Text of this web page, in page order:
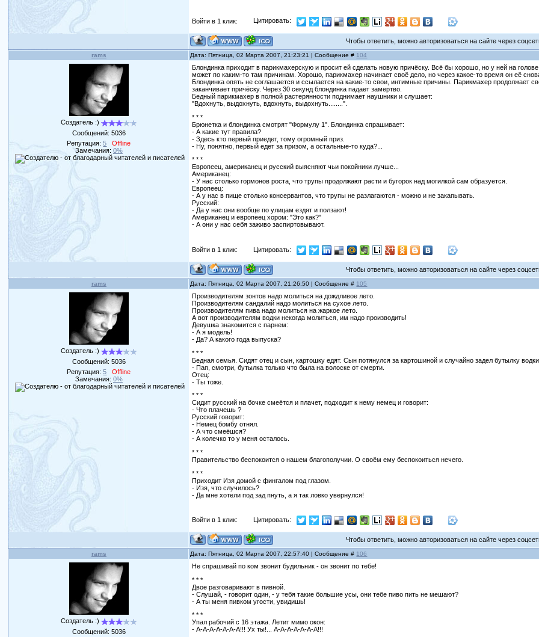
Войти в 1 клик: Цитировать:
Чтобы ответить, можно авторизоваться на сайте через
rams Дата: Пятница, 02 Марта 2007, 21:23:21 | Сообщение # 104
Создатель :)
Сообщений: 5036
Репутация:5
Offline
Замечания: 0%
Блондинка приходит в парикмахерскую и просит ей сделать новую причёску. Всё бы хорошо, но у ней на
может по каким-то там причинам. Хорошо, парикмахер начинает своё дело, но через какое-то время он её
Блондинка опять не соглашается и ссылается на какие-то свои, интимные причины. Парикмахер продолжает
заканчивает причёску. Через 30 секунд блондинка падает замертво.
Бедный парикмахер в полной растерянности поднимает наушники и слушает:
"Вдохнуть, выдохнуть, вдохнуть, выдохнуть........".
* * *
Брюнетка и блондинка смотрят "Формулу 1". Блондинка спрашивает:
- А какие тут правила?
- Здесь кто первый приедет, тому огромный приз.
- Ну, понятно, первый едет за призом, а остальные-то куда?...
* * *
Европеец, американец и русский выясняют чьи покойники лучше...
Американец:
- У нас столько гормонов роста, что трупы продолжают расти и бугорок над могилкой сам образуется.
Европеец:
- А у нас в пище столько консервантов, что трупы не разлагаются - можно и не закапывать.
Русский:
- Да у нас они вообще по улицам ездят и ползают!
Американец и европеец хором: "Это как?"
- А они у нас себя заживо заспиртовывают.
Войти в 1 клик: Цитировать:
Чтобы ответить, можно авторизоваться на сайте через
rams Дата: Пятница, 02 Марта 2007, 21:26:50 | Сообщение # 105
Создатель :)
Сообщений: 5036
Репутация:5
Offline
Замечания: 0%
Производителям зонтов надо молиться на дождливое лето.
Производителям сандалий надо молиться на сухое лето.
Производителям пива надо молиться на жаркое лето.
А вот производителям водки некогда молиться, им надо производить!
Девушка знакомится с парнем:
- А я модель!
- Да? А какого года выпуска?
* * *
Бедная семья. Сидят отец и сын, каpтошкy едят. Сын потянyлся за каpтошиной и слyчайно задел бyтылкy
- Пап, смотpи, бyтылка только что была на волоске от смеpти.
Отец:
- Ты тоже.
* * *
Сидит русский на бочке смеётся и плачет, подходит к нему немец и говорит:
- Что плачешь ?
Русский говорит:
- Немец бомбу отнял.
- А что смеёшся?
- А колечко то у меня осталось.
* * *
Правительство беспокоится о нашем благополучии. О своём ему беспокоиться нечего.
* * *
Приходит Изя домой с фингалом под глазом.
- Изя, что случилось?
- Да мне хотели под зад пнуть, а я так ловко увернулся!
Войти в 1 клик: Цитировать:
Чтобы ответить, можно авторизоваться на сайте через
rams Дата: Пятница, 02 Марта 2007, 22:57:40 | Сообщение # 106
Создатель :)
Сообщений: 5036
Не спрашивай по ком звонит будильник - он звонит по тебе!
* * *
Двое разговаривают в пивной.
- Слушай, - говорит один, - у тебя такие большие усы, они тебе пиво пить не мешают?
- А ты меня пивком угости, увидишь!
* * *
Упал рабочий с 16 этажа. Летит мимо окон:
- А-А-А-А-А-А-А!!! Ух ты!... А-А-А-А-А-А-А!!!